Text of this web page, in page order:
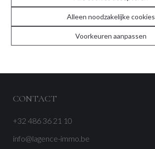
Alleen noodzakelijke cookies
Voorkeuren aanpassen
Team
Contact
CONTACT
+32 486 36 21 10
info@lagence-immo.be